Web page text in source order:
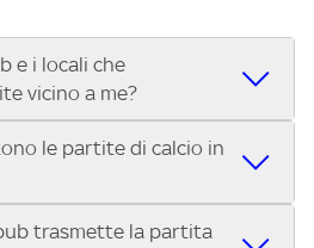
e i locali che
vicino a me?
o locale vicino a te per
ENILIVE, la Serie C Sky Wifi, la
la UEFA Europa League, la UEFA
la Formula 1®, la MotoGP™ e
le partite di calcio in
o ristoranti mostrano le partite
trasmette la partita